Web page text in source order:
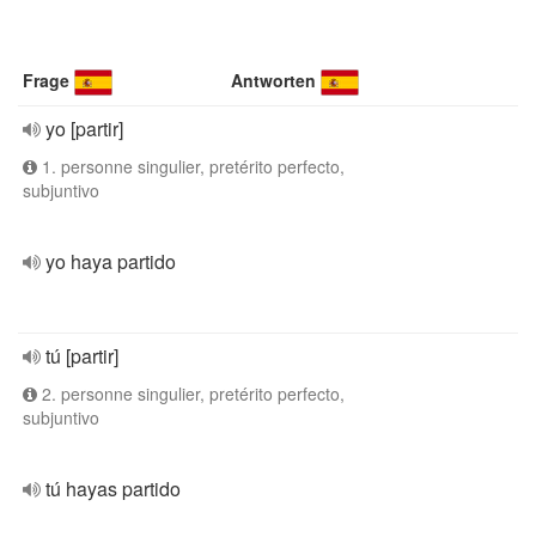
Frage Antworten
yo [partir]
1. personne singulier, pretérito perfecto,
subjuntivo
yo haya partido
tú [partir]
2. personne singulier, pretérito perfecto,
subjuntivo
tú hayas partido